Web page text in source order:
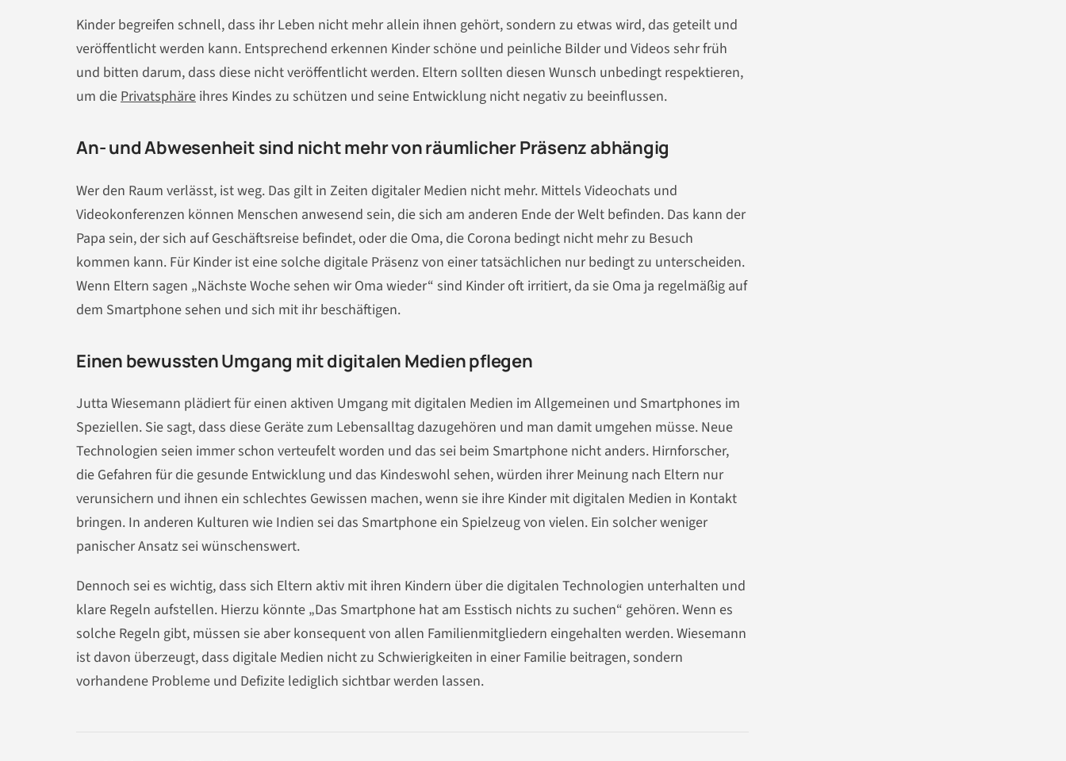
Kinder begreifen schnell, dass ihr Leben nicht mehr allein ihnen gehört, sondern zu etwas wird, das geteilt und
veröffentlicht werden kann. Entsprechend erkennen Kinder schöne und peinliche Bilder und Videos sehr früh
und bitten darum, dass diese nicht veröffentlicht werden. Eltern sollten diesen Wunsch unbedingt respektieren,
um diePrivatsphäre ihres Kindes zu schützen und seine Entwicklung nicht negativ zu beeinflussen.
An- und Abwesenheit sind nicht mehr von räumlicher Präsenz abhängig
Wer den Raum verlässt, ist weg. Das gilt in Zeiten digitaler Medien nicht mehr. Mittels Videochats und
Videokonferenzen können Menschen anwesend sein, die sich am anderen Ende der Welt befinden. Das kann der
Papa sein, der sich auf Geschäftsreise befindet, oder die Oma, die Corona bedingt nicht mehr zu Besuch
kommen kann. Für Kinder ist eine solche digitale Präsenz von einer tatsächlichen nur bedingt zu unterscheiden.
Wenn Eltern sagen „Nächste Woche sehen wir Oma wieder“ sind Kinder oft irritiert, da sie Oma ja regelmäßig auf
dem Smartphone sehen und sich mit ihr beschäftigen.
Einen bewussten Umgang mit digitalen Medien pflegen
Jutta Wiesemann plädiert für einen aktiven Umgang mit digitalen Medien im Allgemeinen und Smartphones im
Speziellen. Sie sagt, dass diese Geräte zum Lebensalltag dazugehören und man damit umgehen müsse. Neue
Technologien seien immer schon verteufelt worden und das sei beim Smartphone nicht anders. Hirnforscher,
die Gefahren für die gesunde Entwicklung und das Kindeswohl sehen, würden ihrer Meinung nach Eltern nur
verunsichern und ihnen ein schlechtes Gewissen machen, wenn sie ihre Kinder mit digitalen Medien in Kontakt
bringen. In anderen Kulturen wie Indien sei das Smartphone ein Spielzeug von vielen. Ein solcher weniger
panischer Ansatz sei wünschenswert.
Dennoch sei es wichtig, dass sich Eltern aktiv mit ihren Kindern über die digitalen Technologien unterhalten und
klare Regeln aufstellen. Hierzu könnte „Das Smartphone hat am Esstisch nichts zu suchen“ gehören. Wenn es
solche Regeln gibt, müssen sie aber konsequent von allen Familienmitgliedern eingehalten werden. Wiesemann
ist davon überzeugt, dass digitale Medien nicht zu Schwierigkeiten in einer Familie beitragen, sondern
vorhandene Probleme und Defizite lediglich sichtbar werden lassen.